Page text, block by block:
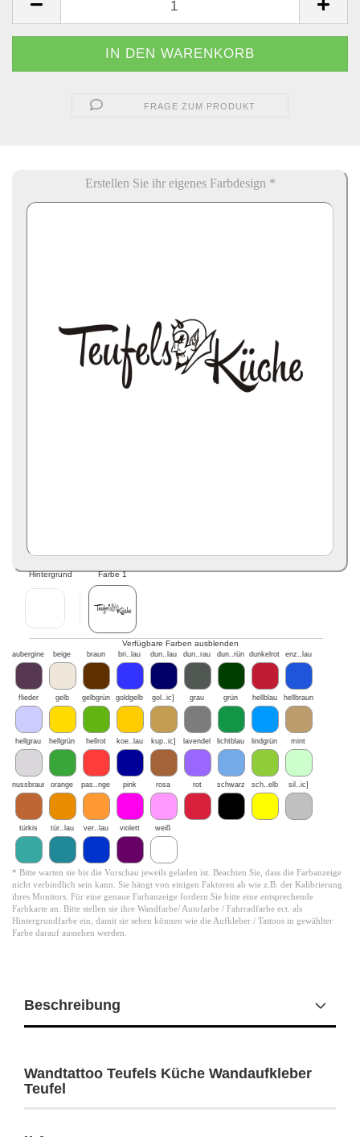
FRAGE ZUM PRODUKT
Erstellen Sie ihr eigenes Farbdesign *
Hintergrund Farbe 1
Verfügbare Farben ausblenden
aubergine beige braun bri..lau dun..lau dun..rau dun..rün dunkelrot enz..lau
flieder gelb gelbgrün goldgelb gol..ic] grau grün hellblau hellbraun
hellgrau hellgrün hellrot koe..lau kup..ic] lavendel lichtblau lindgrün mint
nussbraun orange pas..nge pink rosa rot schwarz sch..elb sil..ic]
türkis tür..lau ver..lau violett weiß
* Bitte warten sie bis die Vorschau jeweils geladen ist. Beachten Sie, dass die Farbanzeige
nicht verbindlich sein kann. Sie hängt von einigen Faktoren ab wie z.B. der Kalibrierung
ihres Monitors. Für eine genaue Farbanzeige fordern Sie bitte eine entsprechende
Farbkarte an. Bitte stellen sie ihre Wandfarbe/ Autofarbe / Fahrradfarbe ect. als
Hintergrundfarbe ein, damit sie sehen können wie die Aufkleber / Tattoos in gewählter
Farbe darauf aussehen werden.
Beschreibung
Wandtattoo Teufels Küche Wandaufkleber
Teufel